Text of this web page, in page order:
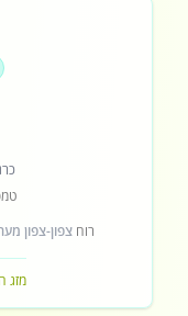
רוח צפון-צפון
מזג